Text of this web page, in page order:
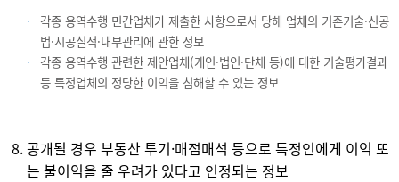
각종 용역수행 민간업체가 제출한 사항으로서 당해 업체의 기존기술·신공
법·시공실적·내부관리에 관한 정보
각종 용역수행 관련한 제안업체(개인·법인·단체 등)에 대한 기술평가결과
등 특정업체의 정당한 이익을 침해할 수 있는 정보
공개될 경우 부동산 투기·매점매석 등으로 특정인에게 이익 또
는 불이익을 줄 우려가 있다고 인정되는 정보